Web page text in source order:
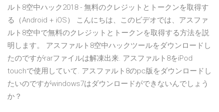
ルト8空中ハック2018 - 無料のクレジットとトークンを取得す
る（Android + iOS） こんにちは、このビデオでは、アスファ
ルト8空中で無料のクレジットとトークンを取得する方法を説
明します。 アスファルト8空中ハックツールをダウンロードし
たのですがrarファイルは解凍出来. アスファルト8をiPod
touchで使用していて. アスファルト8のpc版をダウンロードし
たいのですがwindows7はダウンロードができないんでしょう
か？